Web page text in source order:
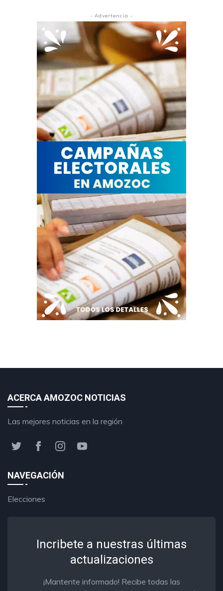
- Advertencia -
ACERCA AMOZOC NOTICIAS
Las mejores noticias en la región
NAVEGACIÓN
Elecciones
Incribete a nuestras últimas
actualizaciones
¡Mantente informado! Recibe todas las